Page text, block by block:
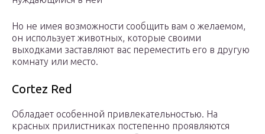
Но не имея возможности сообщить вам о желаемом,
он использует животных, которые своими
выходками заставляют вас переместить его в другую
комнату или место.
Cortez Red
Обладает особенной привлекательностью. На
красных прилистниках постепенно проявляются